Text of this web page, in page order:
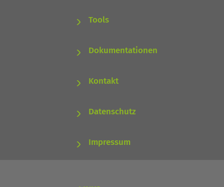
Tools
Dokumentationen
Kontakt
Datenschutz
Impressum